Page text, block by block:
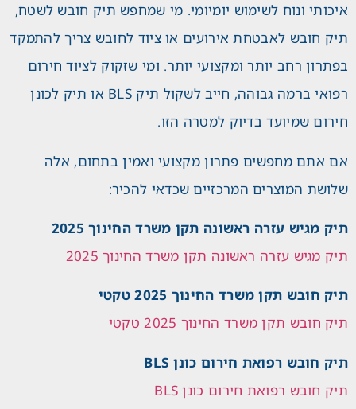
איכותי ונוח לשימוש יומיומי. מי שמחפש תיק חובש לשטח,
תיק חובש לאבטחת אירועים או ציוד לחובש צריך להתמקד
בפתרון רחב יותר ומקצועי יותר. ומי שזקוק לציוד חירום
רפואי ברמה גבוהה, חייב לשקול תיק BLS או תיק לכונן
חירום שמיועד בדיוק למטרה הזו.
אם אתם מחפשים פתרון מקצועי ואמין בתחום, אלה
שלושת המוצרים המרכזיים שכדאי להכיר:
תיק מגיש עזרה ראשונה תקן משרד החינוך 2025
תיק מגיש עזרה ראשונה תקן משרד החינוך 2025
תיק חובש תקן משרד החינוך 2025 טקטי
תיק חובש תקן משרד החינוך 2025 טקטי
תיק חובש רפואת חירום כונן BLS
תיק חובש רפואת חירום כונן BLS